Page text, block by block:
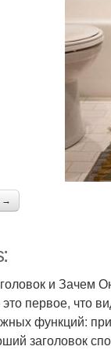
→
и Зачем
первое, что
функций:
заголовок